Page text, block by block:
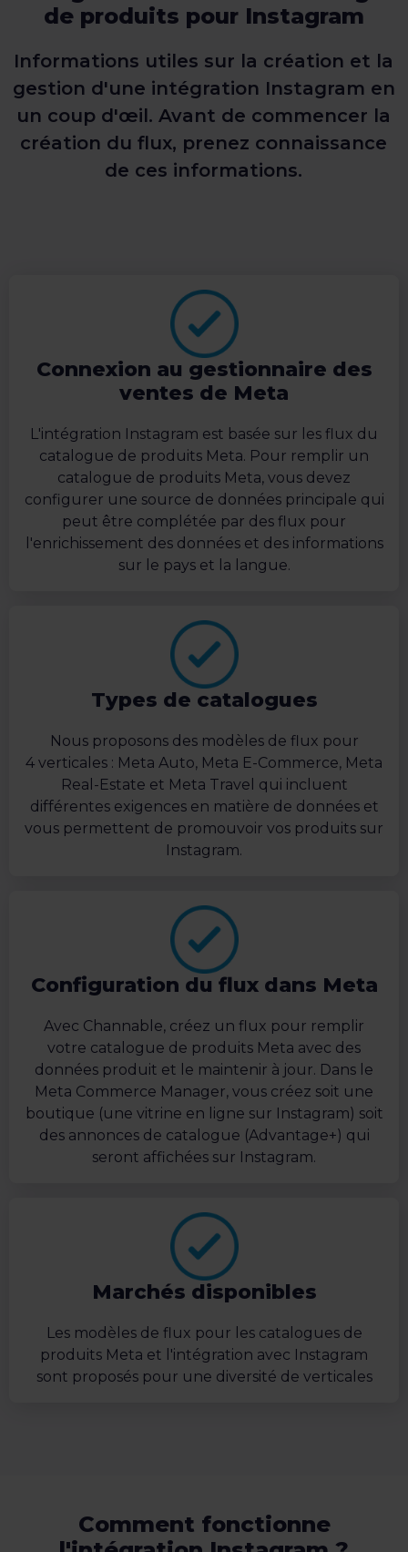
de produits pour Instagram
Informations utiles sur la création et la
gestion d'une intégration Instagram en
un coup d'œil. Avant de commencer la
création du flux, prenez connaissance
de ces informations.
Connexion au gestionnaire des
ventes de Meta
L'intégration Instagram est basée sur les flux du
catalogue de produits Meta. Pour remplir un
catalogue de produits Meta, vous devez
configurer une source de données principale qui
peut être complétée par des flux pour
l'enrichissement des données et des informations
sur le pays et la langue.
Types de catalogues
Nous proposons des modèles de flux pour
4 verticales : Meta Auto, Meta E-Commerce, Meta
Real-Estate et Meta Travel qui incluent
différentes exigences en matière de données et
vous permettent de promouvoir vos produits sur
Instagram.
Configuration du flux dans Meta
Avec Channable, créez un flux pour remplir
votre catalogue de produits Meta avec des
données produit et le maintenir à jour. Dans le
Meta Commerce Manager, vous créez soit une
boutique (une vitrine en ligne sur Instagram) soit
des annonces de catalogue (Advantage+) qui
seront affichées sur Instagram.
Marchés disponibles
Les modèles de flux pour les catalogues de
produits Meta et l'intégration avec Instagram
sont proposés pour une diversité de verticales
Comment fonctionne